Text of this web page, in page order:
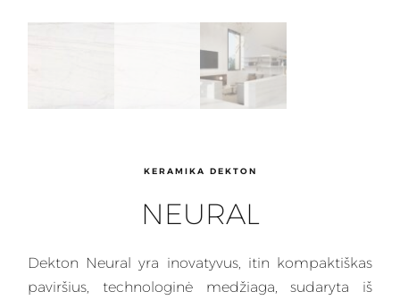
KERAMIKA DEKTON
NEURAL
Dekton Neural yra inovatyvus, itin kompaktiškas
paviršius, technologinė medžiaga, sudaryta iš